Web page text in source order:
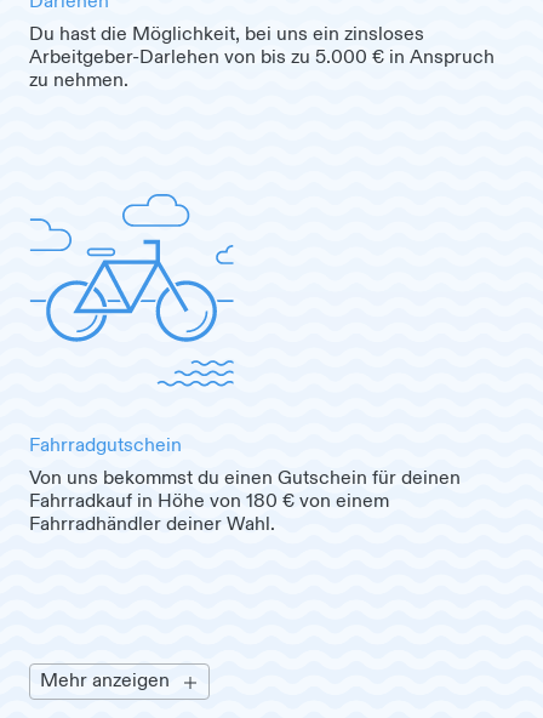
Du hast die Möglichkeit, bei uns ein zinsloses
Arbeitgeber-Darlehen von bis zu 5.000 € in Anspruch
zu nehmen.
Fahrradgutschein
Von uns bekommst du einen Gutschein für deinen
Fahrradkauf in Höhe von 180 € von einem
Fahrradhändler deiner Wahl.
Mehr anzeigen